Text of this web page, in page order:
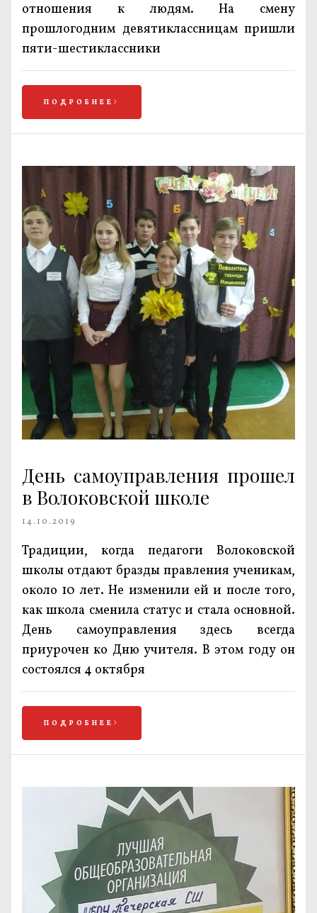
отношения к людям. На смену
прошлогодним девятиклассницам пришли
пяти-шестиклассники
ПОДРОБНЕЕ
День самоуправления прошел
в Волоковской школе
14.10.2019
Традиции, когда педагоги Волоковской
школы отдают бразды правления ученикам,
около 10 лет. Не изменили ей и после того,
как школа сменила статус и стала основной.
День самоуправления здесь всегда
приурочен ко Дню учителя. В этом году он
состоялся 4 октября
ПОДРОБНЕЕ